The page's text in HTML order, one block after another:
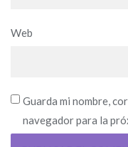
Web
Guarda mi nombre,
navegador para la